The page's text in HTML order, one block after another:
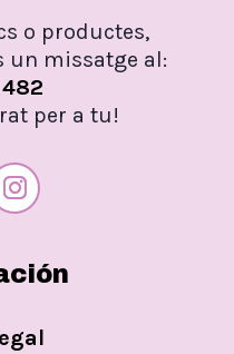
o productes,
un missatge al:
per a tu!